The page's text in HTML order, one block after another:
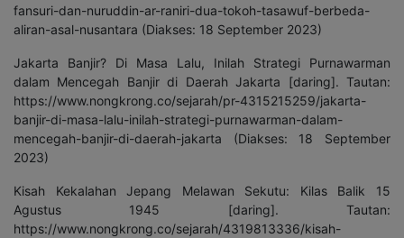
fansuri-dan-nuruddin-ar-raniri-dua-tokoh-tasawuf-berbeda-
aliran-asal-nusantara (Diakses: 18 September 2023)
Jakarta Banjir? Di Masa Lalu, Inilah Strategi Purnawarman
dalam Mencegah Banjir di Daerah Jakarta [daring]. Tautan:
https://www.nongkrong.co/sejarah/pr-4315215259/jakarta-
banjir-di-masa-lalu-inilah-strategi-purnawarman-dalam-
mencegah-banjir-di-daerah-jakarta (Diakses: 18 September
2023)
Kisah Kekalahan Jepang Melawan Sekutu: Kilas Balik 15
Agustus 1945 [daring]. Tautan:
https://www.nongkrong.co/sejarah/4319813336/kisah-